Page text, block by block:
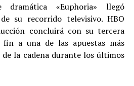
dramática «Euphoria» llegó
su recorrido televisivo. HBO
concluirá con su tercera
fin a una de las apuestas más
de la cadena durante los últimos